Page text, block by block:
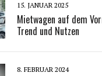
15. JANUAR 2025
Mietwagen auf dem
Trend und Nutzen
8. FEBRUAR 2024